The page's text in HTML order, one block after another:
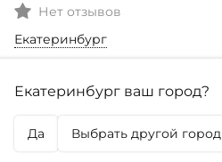
Нет отзывов
Екатеринбург
Екатеринбург ваш город?
Да Выбрать другой город
1 690,99₽